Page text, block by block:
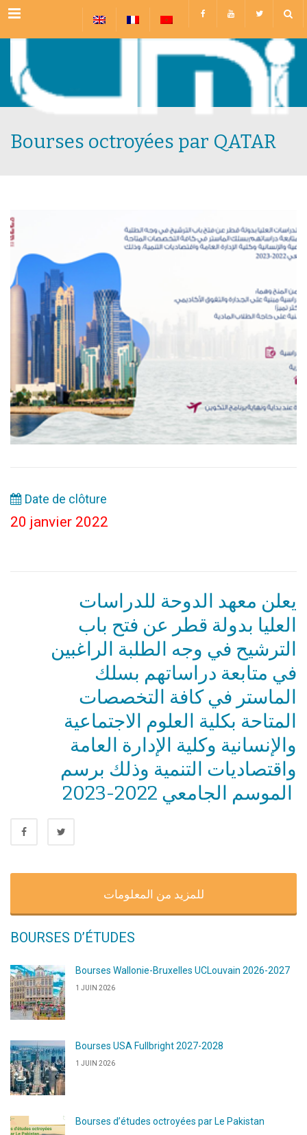
Menu
Bourses octroyées par QATAR
Date de clôture
20 janvier 2022
العليا بدولة قطر عن فتح باب
الترشيح في وجه الطلبة الراغبين
في متابعة دراساتهم بسلك
الماستر في كافة التخصصات
المتاحة بكلية العلوم الاجتماعية
والإنسانية وكلية الإدارة العامة
واقتصاديات التنمية وذلك برسم
للمزيد من المعلومات
BOURSES D’ÉTUDES
Bourses Wallonie-Bruxelles UCLouvain 2026-2027
1 JUIN 2026
Bourses USA Fullbright 2027-2028
1 JUIN 2026
Bourses d’études octroyées par Le Pakistan